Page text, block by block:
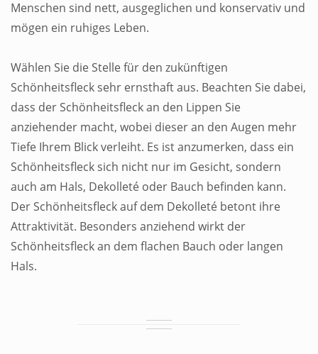
Menschen sind nett, ausgeglichen und konservativ und
mögen ein ruhiges Leben.
Wählen Sie die Stelle für den zukünftigen
Schönheitsfleck sehr ernsthaft aus. Beachten Sie dabei,
dass der Schönheitsfleck an den Lippen Sie
anziehender macht, wobei dieser an den Augen mehr
Tiefe Ihrem Blick verleiht. Es ist anzumerken, dass ein
Schönheitsfleck sich nicht nur im Gesicht, sondern
auch am Hals, Dekolleté oder Bauch befinden kann.
Der Schönheitsfleck auf dem Dekolleté betont ihre
Attraktivität. Besonders anziehend wirkt der
Schönheitsfleck an dem flachen Bauch oder langen
Hals.